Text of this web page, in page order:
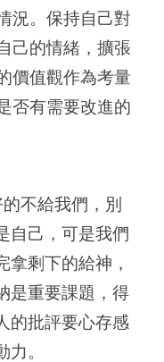
況。保持自己對
己的情緒，擴張
價值觀作為考量
否有需要改進的
不給我們，別
自己，可是我們
拿剩下的給神，
是重要課題，得
的批評要心存感
。